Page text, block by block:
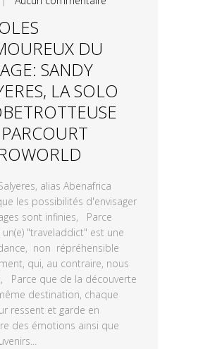
DU
SANDY
LA SOLO
alias Abenafrica
les possibilités d'envisager
sont infinies, Parce
"traveladdict" est une
non répréhensible
qui, au contraire, nous
Parce que de la découverte
destination, chaque
ressent et garde en
des émotions ainsi que